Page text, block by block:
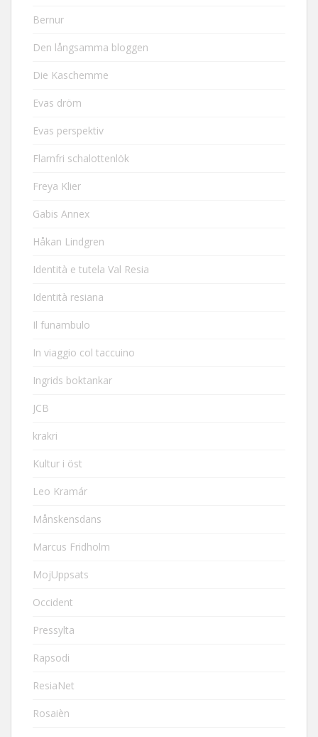
Bernur
Den långsamma bloggen
Die Kaschemme
Evas dröm
Evas perspektiv
Flarnfri schalottenlök
Freya Klier
Gabis Annex
Håkan Lindgren
Identità e tutela Val Resia
Identità resiana
Il funambulo
In viaggio col taccuino
Ingrids boktankar
JCB
krakri
Kultur i öst
Leo Kramár
Månskensdans
Marcus Fridholm
MojUppsats
Occident
Pressylta
Rapsodi
ResiaNet
Rosaièn